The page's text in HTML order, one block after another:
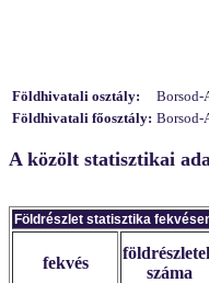
Földhivatali osztály:
Borsod-
Földhivatali főosztály: Borsod-
A közölt statisztikai
Földrészlet statisztika
fekvés
száma